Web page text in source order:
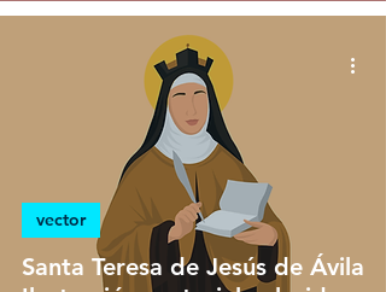
Santa Teresa de Jesús de Ávila
vector